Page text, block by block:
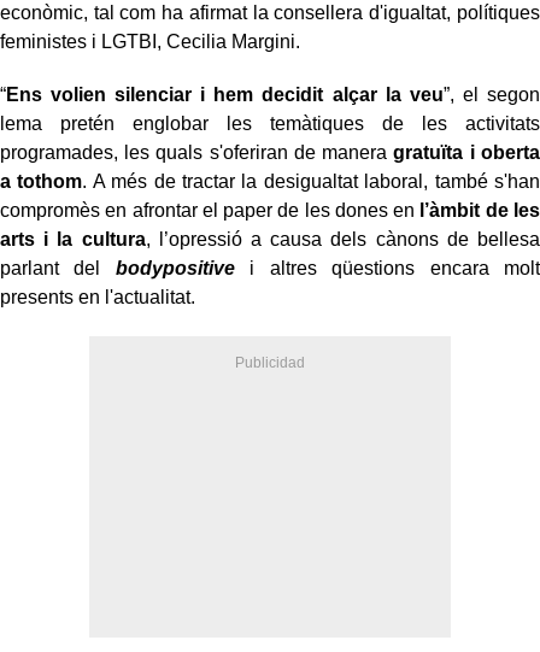
econòmic, tal com ha afirmat la consellera d'igualtat, polítiques
feministes i LGTBI, Cecilia Margini.
“Ens volien silenciar i hem decidit alçar la veu”, el segon
lema pretén englobar les temàtiques de les activitats
programades, les quals s'oferiran de maneragratuïta i oberta
a tothom. A més de tractar la desigualtat laboral, també s'han
compromès en afrontar el paper de les dones en l’àmbit de les
arts i la cultura, l’opressió a causa dels cànons de bellesa
parlant del bodypositive i altres qüestions encara molt
presents en l'actualitat.